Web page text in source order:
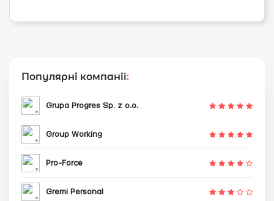
Популярні компанії:
Grupa Progres Sp. z o.o.
Group Working
Pro-Force
Gremi Personal